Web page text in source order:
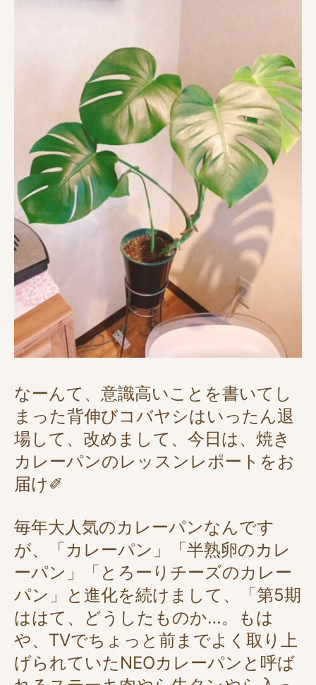
なーんて、意識高いことを書いてし
まった背伸びコバヤシはいったん退
場して、改めまして、今日は、焼き
カレーパンのレッスンレポートをお
届け✐
毎年大人気のカレーパンなんです
が、「カレーパン」「半熟卵のカレ
ーパン」「とろーりチーズのカレー
パン」と進化を続けまして、「第5期
ははて、どうしたものか…。もは
や、TVでちょっと前までよく取り上
げられていたNEOカレーパンと呼ば